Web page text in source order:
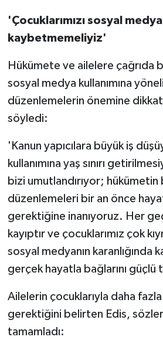
'Çocuklarımızı sosyal
kaybetmemeliyiz'
Hükümete ve ailelere çağrıda
sosyal medya kullanımına
düzenlemelerin önemine dikkat
söyledi:
'Kanun yapıcılara büyük iş
kullanımına yaş sınırı
bizi umutlandırıyor; hükümetin
düzenlemeleri bir an önce
gerektiğine inanıyoruz. Her
kayıptır ve çocuklarımız çok
sosyal medyanın karanlığında
gerçek hayatla bağlarını güçlü
Ailelerin çocuklarıyla daha
gerektiğini belirten Edis,
tamamladı: